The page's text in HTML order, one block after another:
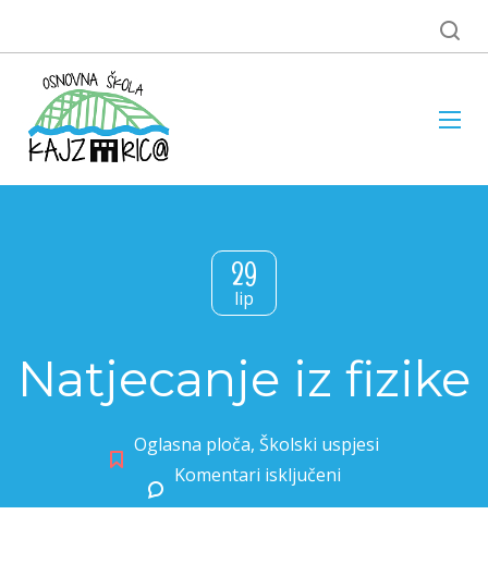
29
lip
Natjecanje iz fizike
Oglasna ploča, Školski uspjesi
Komentari isključeni